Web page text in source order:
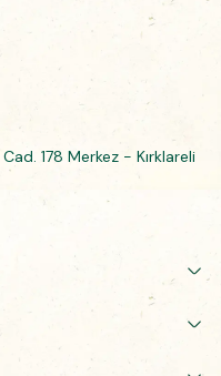
178 Merkez - Kırklareli